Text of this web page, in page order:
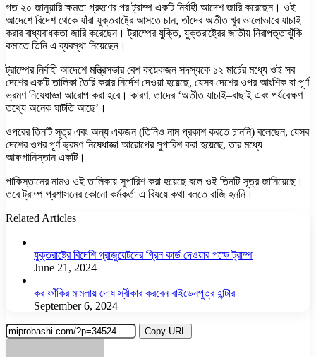
গত ২০ জানুয়ারি ক্ষমতা গ্রহণের পর ট্রাম্প একটি নির্বাহী আদেশ জারি করেছেন। ওই
আদেশে বিদেশ থেকে যাঁরা যুক্তরাষ্ট্রে আসতে চান, তাঁদের অতীত খুব ভালোভাবে যাচাই
করার বাধ্যবাধকতা জারি করেছেন। ট্রাম্পের যুক্তি, যুক্তরাষ্ট্রের জাতীয় নিরাপত্তাঝুঁকি
কমাতে তিনি এ ব্যবস্থা নিয়েছেন।
ট্রাম্পের নির্বাহী আদেশে মন্ত্রিসভার বেশ কয়েকজন সদস্যকে ১২ মার্চের মধ্যে ওই সব
দেশের একটি তালিকা তৈরি করার নির্দেশ দেওয়া হয়েছে, যেসব দেশের ওপর আংশিক বা পূর্ণ
ভ্রমণ নিষেধাজ্ঞা আরোপ করা হবে। কারণ, তাদের ‘অতীত যাচাই–বাছাই এবং পর্যবেক্ষণ
তথ্যে অনেক ঘাটতি আছে’।
ওপরের তিনটি সূত্র এবং অন্য একজন (তিনিও নাম প্রকাশ করতে চাননি) বলেছেন, যেসব
দেশের ওপর পূর্ণ ভ্রমণ নিষেধাজ্ঞা আরোপের সুপারিশ করা হয়েছে, তার মধ্যে
আফগানিস্তান একটি।
পাকিস্তানের নামও ওই তালিকায় সুপারিশ করা হয়েছে বলে ওই তিনটি সূত্র জানিয়েছে।
তবে ট্রাম্প প্রশাসনের কোনো কর্মকর্তা এ বিষয়ে কথা বলতে রাজি হননি।
Related Articles
যুক্তরাষ্ট্রে বিদেশি গ্রাজুয়েটদের গ্রিন কার্ড দেওয়ার পক্ষে ট্রাম্প
June 21, 2024
কর ফাঁকির মামলায় দোষ স্বীকার করবেন বাইডেনপুত্র হান্টার
September 6, 2024
Copy URL